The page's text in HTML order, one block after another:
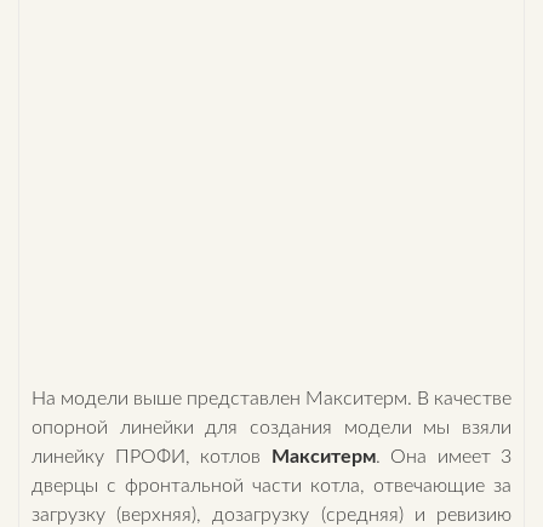
На модели выше представлен Макситерм. В качестве
опорной линейки для создания модели мы взяли
линейку ПРОФИ, котлов
Макситерм. Она имеет 3
дверцы с фронтальной части котла, отвечающие за
загрузку (верхняя), дозагрузку (средняя) и ревизию